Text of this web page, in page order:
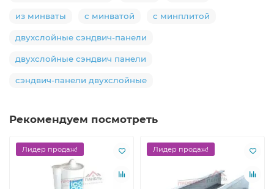
из минваты с минватой с минплитой
двухслойные сэндвич-панели
двухслойные сэндвич панели
сэндвич-панели двухслойные
Рекомендуем посмотреть
Лидер продаж! Лидер продаж!